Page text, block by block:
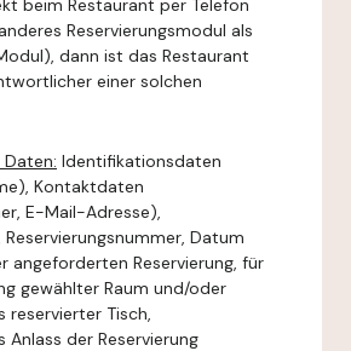
beim Restaurant per Telefon
Reservierungsmodul als
dann ist das Restaurant
einer solchen
Identifikationsdaten
Kontaktdaten
E-Mail-Adresse),
Datum
angeforderten Reservierung, für
gewählter Raum und/oder
reservierter Tisch,
Anlass der Reservierung